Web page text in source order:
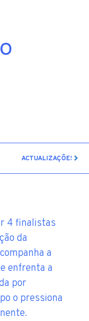
ACTUALIZAÇÕES
4 finalistas
da
a
enfrenta a
por
o pressiona